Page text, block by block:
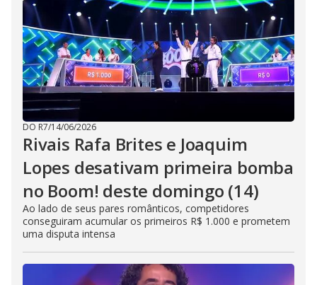
DO R7/14/06/2026
Rivais Rafa Brites e Joaquim
Lopes desativam primeira bomba
no Boom! deste domingo (14)
Ao lado de seus pares românticos, competidores
conseguiram acumular os primeiros R$ 1.000 e prometem
uma disputa intensa